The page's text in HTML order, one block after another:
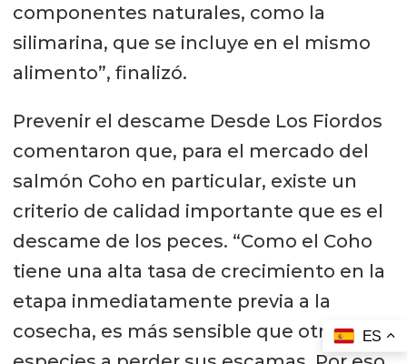
componentes naturales, como la
silimarina, que se incluye en el mismo
alimento”, finalizó.
Prevenir el descame Desde Los Fiordos
comentaron que, para el mercado del
salmón Coho en particular, existe un
criterio de calidad importante que es el
descame de los peces. “Como el Coho
tiene una alta tasa de crecimiento en la
etapa inmediatamente previa a la
cosecha, es más sensible que otras
ES